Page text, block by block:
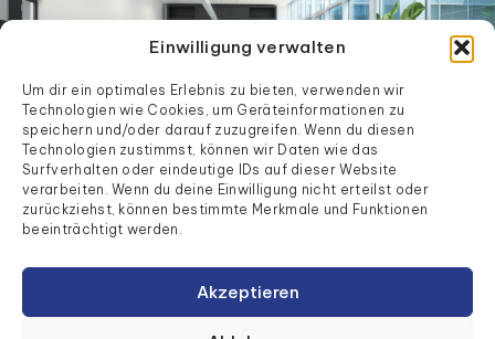
Einwilligung verwalten
Um dir ein optimales Erlebnis zu bieten, verwenden wir
Technologien wie Cookies, um Geräteinformationen zu
speichern und/oder darauf zuzugreifen. Wenn du diesen
Technologien zustimmst, können wir Daten wie das
Surfverhalten oder eindeutige IDs auf dieser Website
verarbeiten. Wenn du deine Einwilligung nicht erteilst oder
zurückziehst, können bestimmte Merkmale und Funktionen
beeinträchtigt werden.
Akzeptieren
Industriestraße
38
Wächtersbach
Quick Links
Home
+49 6053 61960
info@desk-concept.de